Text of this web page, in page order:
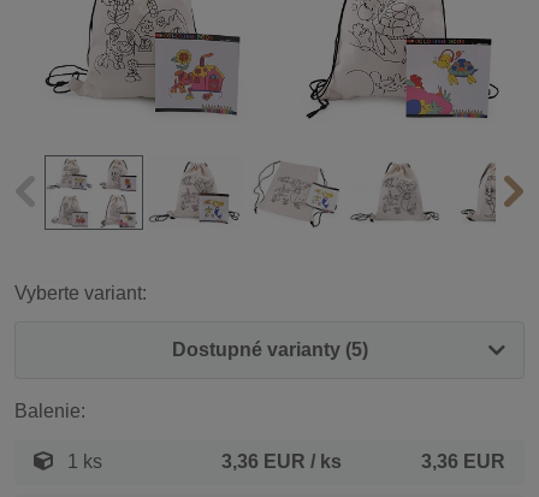
Vyberte variant:
Dostupné varianty (5)
Balenie:
1 ks 3,36 EUR / ks 3,36 EUR